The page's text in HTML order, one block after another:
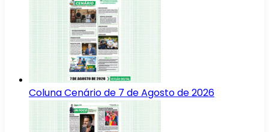
Coluna Cenário de 7 de Agosto de 2026